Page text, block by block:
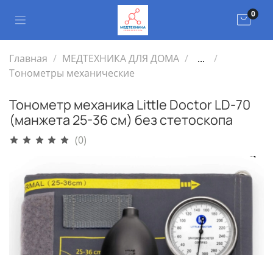
0
Главная МЕДТЕХНИКА ДЛЯ ДОМА
...
Тонометры механические
Тонометр механика Little Doctor LD-70
(манжета 25-36 см) без стетоскопа
(0)